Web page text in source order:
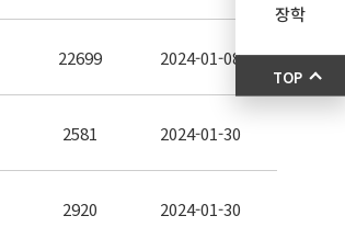
22699 2024-01-08
2581 2024-01-30
2920 2024-01-30
장학
TOP